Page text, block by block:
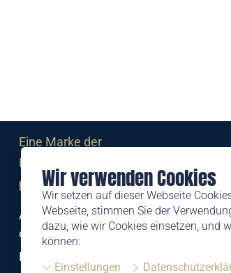
Wir verwenden Cookies
Wir setzen auf dieser Webseite
Webseite, stimmen Sie der
dazu, wie wir Cookies einsetzen, und
können:
Einstellungen
Eine Marke der
Liechtensteinischen Post AG
post.li
Alte Zollstrasse 11
9494 Schaan
Liechtenstein